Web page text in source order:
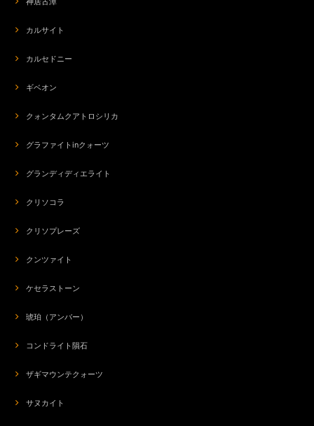
カルサイト
カルセドニー
ギベオン
クォンタムクアトロシリカ
グラファイトinクォーツ
グランディディエライト
クリソコラ
クリソプレーズ
クンツァイト
ケセラストーン
琥珀（アンバー）
コンドライト隕石
ザギマウンテクォーツ
サヌカイト